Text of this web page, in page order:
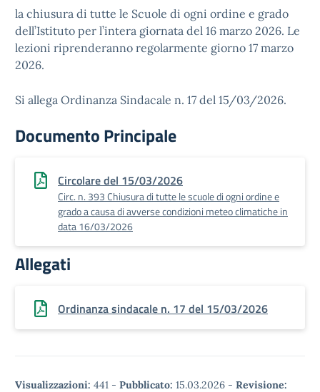
la chiusura di tutte le Scuole di ogni ordine e grado
dell’Istituto per l’intera giornata del 16 marzo 2026. Le
lezioni riprenderanno regolarmente giorno 17 marzo
2026.
Si allega Ordinanza Sindacale n. 17 del 15/03/2026.
Documento Principale
Circolare del 15/03/2026
Circ. n. 393 Chiusura di tutte le scuole di ogni ordine e
grado a causa di avverse condizioni meteo climatiche in
data 16/03/2026
Allegati
Ordinanza sindacale n. 17 del 15/03/2026
Visualizzazioni: 441 - Pubblicato: 15.03.2026 - Revisione: